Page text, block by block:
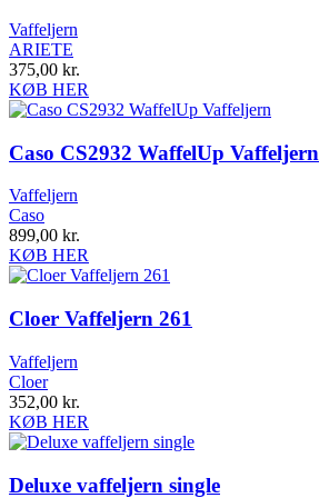
Vaffeljern
ARIETE
375,00 kr.
KØB HER
Caso CS2932 WaffelUp Vaffeljern
Vaffeljern
Caso
899,00 kr.
KØB HER
Cloer Vaffeljern 261
Vaffeljern
Cloer
352,00 kr.
KØB HER
Deluxe vaffeljern single